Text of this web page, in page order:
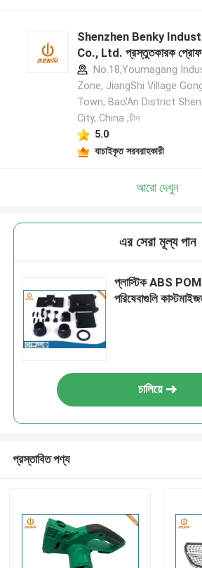
Shenzhen Benky
Co., Ltd. প্রস্তুতকারক
No.18,Youmagang
Zone, JiangShi Village
Town, Bao'An District
City, China ,চীন
5.0
যাচাইকৃত সরবরাহকারী
আরো দেখুন
এর সেরা মূল্য পান
প্লাস্টিক ABS POM
পরিষেবাগুলি
চালিয়ে
প্রস্তাবিত পণ্য